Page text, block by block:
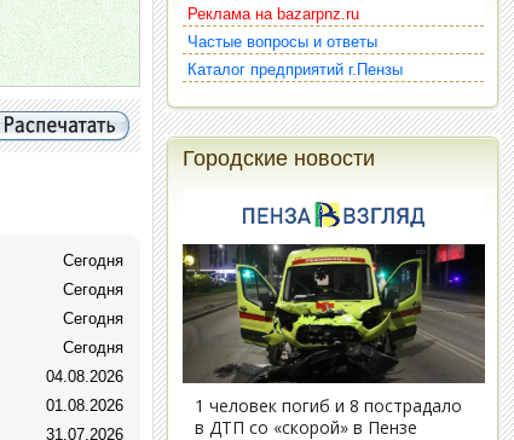
Сегодня
Сегодня
Сегодня
Сегодня
04.08.2026
01.08.2026
31.07.2026
Реклама на bazarpnz.ru
Частые вопросы и ответы
Каталог предприятий г.Пензы
Городские новости